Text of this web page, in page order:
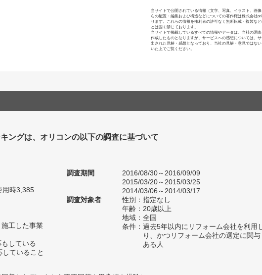
当サイトで公開されている情報（文字、写真、イラスト、画
らの配置・編集および構造などについての著作権は株式会社
ります。これらの情報を権利者の許可なく無断転載・複製な
とは固く禁じております。
当サイトで掲載しているすべての情報やデータは、当社の調
作成したものとなりますが、サービスへの感想については、
出された見解・感想となっており、当社の見解・意見ではな
いた上でご覧ください。
ングは、オリコンの以下の調査に基づいて
用時3,385
工した事業
している
ていること
調査期間
2016/08/30～2016/09/09
2015/03/20～2015/03/25
2014/03/06～2014/03/17
調査対象者
性別：指定なし
年齢：20歳以上
地域：全国
条件：過去5年以内にリフォーム会社を利用
り、かつリフォーム会社の選定に関
ある人